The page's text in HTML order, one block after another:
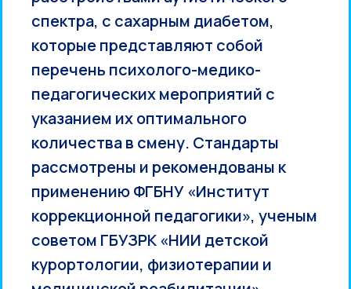
спектра, с сахарным диабетом,
которые представляют собой
перечень психолого-медико-
педагогических мероприятий с
указанием их оптимального
количества в смену. Стандарты
рассмотрены и рекомендованы к
применению ФГБНУ «Институт
коррекционной педагогики», ученым
советом ГБУЗРК «НИИ детской
курортологии, физиотерапии и